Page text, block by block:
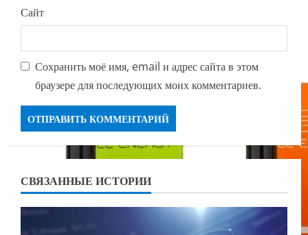
Сайт
Сохранить моё имя, email и адрес сайта в этом
браузере для последующих моих комментариев.
СВЯЗАННЫЕ ИСТОРИИ